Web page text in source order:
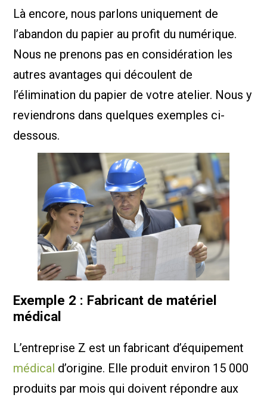
Là encore, nous parlons uniquement de
l’abandon du papier au profit du numérique.
Nous ne prenons pas en considération les
autres avantages qui découlent de
l’élimination du papier de votre atelier. Nous y
reviendrons dans quelques exemples ci-
dessous.
Exemple 2 : Fabricant de matériel
médical
L’entreprise Z est un fabricant d’équipement
médical d’origine. Elle produit environ 15 000
produits par mois qui doivent répondre aux